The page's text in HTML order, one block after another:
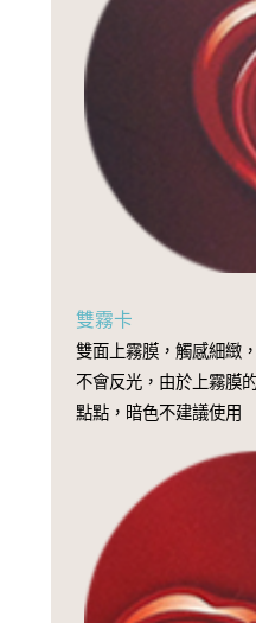
雙霧卡
雙面上霧膜，觸感細緻，
不會反光，由於上霧膜
點點，暗色不建議使用